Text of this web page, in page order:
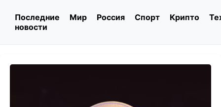
Последние
новости
Мир Россия Спорт Крипто